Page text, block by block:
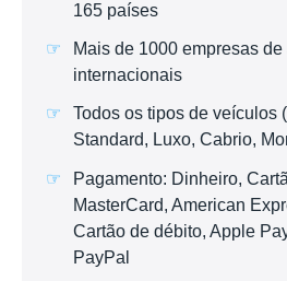
165 países
Mais de 1000 empresas
internacionais
Todos os tipos de veículos
Standard, Luxo, Cabrio,
Pagamento: Dinheiro,
MasterCard, American
Cartão de débito, Apple
PayPal